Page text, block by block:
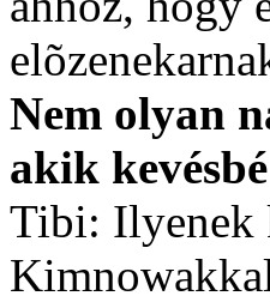
Nem olyan
akik
Tibi: Ilyenek